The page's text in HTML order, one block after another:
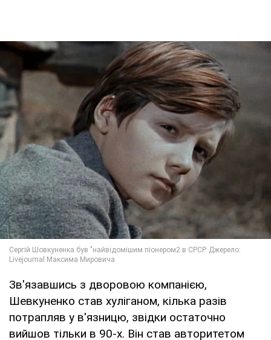
Зв'язавшись з дворовою компанією,
Шевкуненко став хуліганом, кілька разів
потрапляв у в'язницю, звідки остаточно
вийшов тільки в 90-х. Він став авторитетом